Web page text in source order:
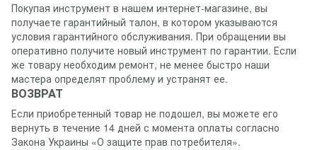
Покупая инструмент в нашем интернет-магазине, вы
получаете гарантийный талон, в котором указываются
условия гарантийного обслуживания. При обращении вы
оперативно получите новый инструмент по гарантии. Если
же товару необходим ремонт, не менее быстро наши
мастера определят проблему и устранят ее.
ВОЗВРАТ
Если приобретенный товар не подошел, вы можете его
вернуть в течение 14 дней с момента оплаты согласно
Закона Украины «О защите прав потребителя».